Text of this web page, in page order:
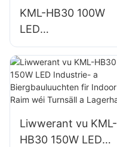
KML-HB30 100W
LED
Héichbuchtluuchte
n fir d'Beliichtung
vun Indoor Raim a
Fabriken,
Liwwerant vu KML-
HB30 150W LED